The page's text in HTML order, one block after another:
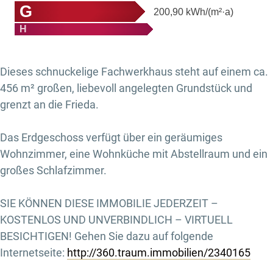
G 200,90 kWh/(m²·a)
H
Dieses schnuckelige Fachwerkhaus steht auf einem ca.
456 m² großen, liebevoll angelegten Grundstück und
grenzt an die Frieda.
Das Erdgeschoss verfügt über ein geräumiges
Wohnzimmer, eine Wohnküche mit Abstellraum und ein
großes Schlafzimmer.
SIE KÖNNEN DIESE IMMOBILIE JEDERZEIT –
KOSTENLOS UND UNVERBINDLICH – VIRTUELL
BESICHTIGEN! Gehen Sie dazu auf folgende
Internetseite: http://360.traum.immobilien/2340165